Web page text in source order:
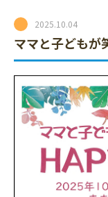
2025.10.04
ママと子どもが